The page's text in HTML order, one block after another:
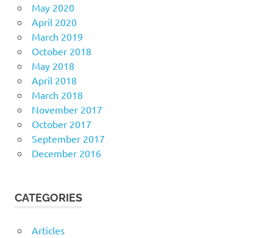
May 2020
April 2020
March 2019
October 2018
May 2018
April 2018
March 2018
November 2017
October 2017
September 2017
December 2016
CATEGORIES
Articles